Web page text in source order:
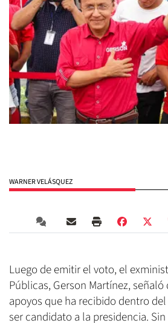
WARNER VELÁSQUEZ
Luego de emitir el voto, el
Públicas, Gerson Martínez,
apoyos que ha recibido dentro
ser candidato a la presidencia.